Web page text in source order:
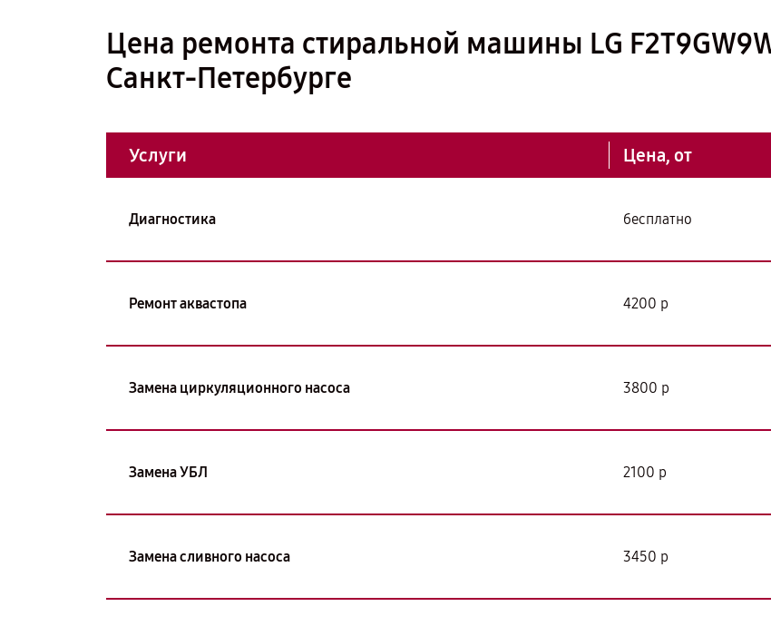
Цена ремонта стиральной машины LG
Санкт-Петербурге
Услуги Цена, от
Диагностика бесплатно
Ремонт аквастопа 4200 р
Замена циркуляционного насоса 3800 р
Замена УБЛ 2100 р
Замена сливного насоса 3450 р